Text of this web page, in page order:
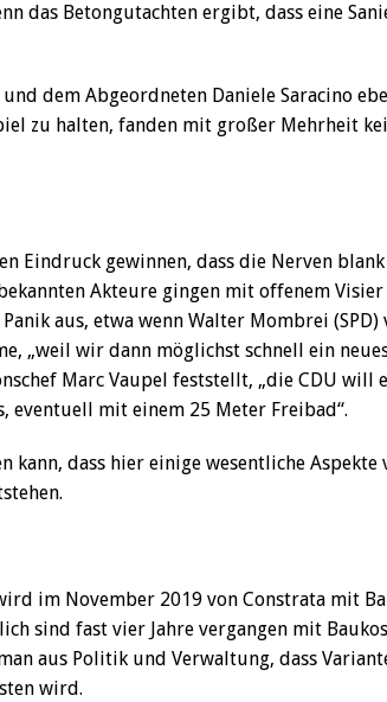
das Betongutachten ergibt, dass eine
dem Abgeordneten Daniele Saracino
zu halten, fanden mit großer Mehrheit
Eindruck gewinnen, dass die Nerven blank
Akteure gingen mit offenem
aus, etwa wenn Walter Mombrei
„weil wir dann möglichst schnell ein
Marc Vaupel feststellt, „die CDU will
eventuell mit einem 25 Meter Freibad“.
kann, dass hier einige wesentliche Aspekte
im November 2019 von Constrata mit
sind fast vier Jahre vergangen mit
aus Politik und Verwaltung, dass
wird.